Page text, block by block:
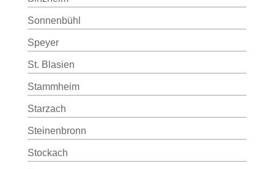
Sonnenbühl
Speyer
St. Blasien
Stammheim
Starzach
Steinenbronn
Stockach